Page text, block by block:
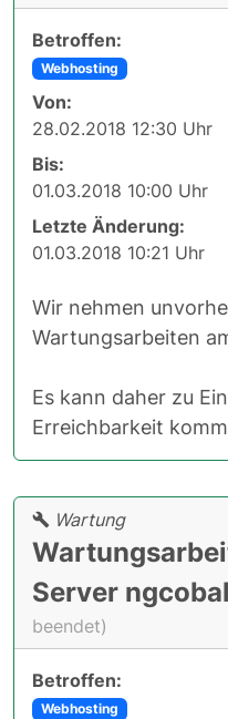
Betroffen:
Webhosting
Von:
28.02.2018 12:30 Uhr
Bis:
01.03.2018 10:00 Uhr
Letzte Änderung:
01.03.2018 10:21 Uhr
Wir nehmen
Wartungsarbeiten
Es kann daher zu
Erreichbarkeit
Wartung
Server
beendet)
Betroffen:
Webhosting